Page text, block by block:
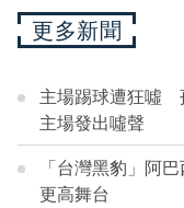
更多新聞
主場踢球遭狂噓
主場發出噓聲
「台灣黑豹」阿
更高舞台